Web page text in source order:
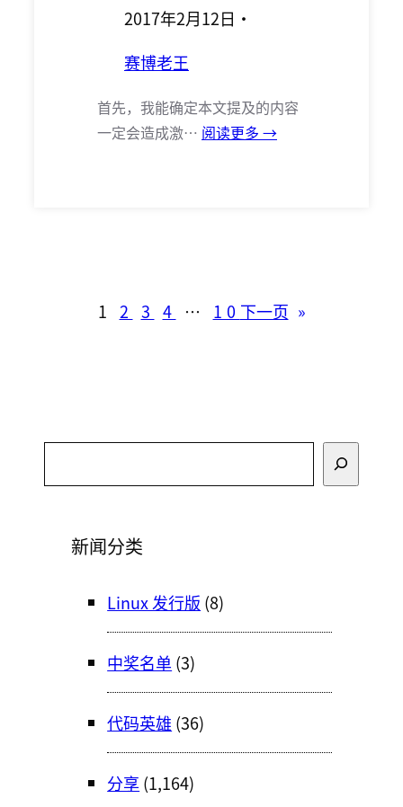
2017年2月12日 ·
赛博老王
首先，我能确定本文提及的内容
一定会造成激… 阅读更多 →
1 2 3 4 … 10 下一页 »
索
新闻分类
Linux 发行版 (8)
中奖名单 (3)
代码英雄 (36)
分享 (1,164)